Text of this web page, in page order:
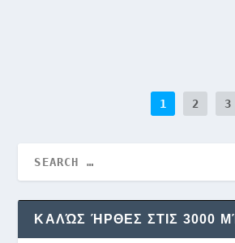
1 2 3
ΚΑΛΏΣ ΉΡΘΕΣ ΣΤΙΣ 3000